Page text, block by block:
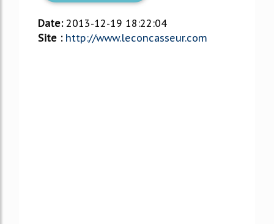
Date: 2013-12-19 18:22:04
Site : http://www.leconcasseur.com